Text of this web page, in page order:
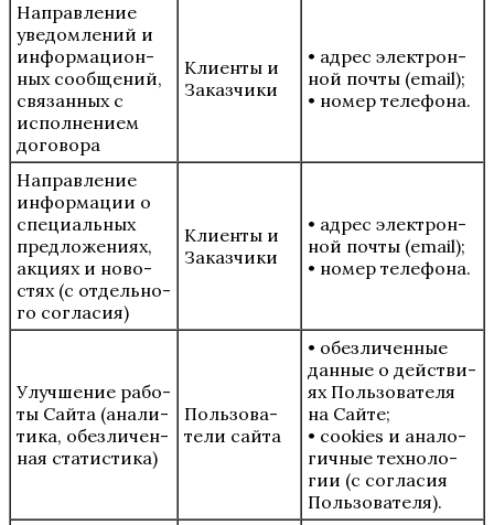
Направ­ле­ние
уве­дом­ле­ний и
инфор­ма­ци­он­
ных сооб­ще­ний,
свя­зан­ных с
испол­не­ни­ем
договора
Кли­ен­ты и
Заказчики
• адрес элек­трон­
ной почты (email);
• номер телефона.
Направ­ле­ние
инфор­ма­ции о
спе­ци­аль­ных
пред­ло­же­ни­ях,
акци­ях и ново­
стях (с отдель­но­
го согласия)
Кли­ен­ты и
Заказчики
• адрес элек­трон­
ной почты (email);
• номер телефона.
Улуч­ше­ние рабо­
ты Сай­та (ана­ли­
ти­ка, обез­ли­чен­
ная статистика)
Поль­зо­ва­
те­ли сайта
• обез­ли­чен­ные
дан­ные о дей­стви­
ях Поль­зо­ва­те­ля
на Сай­те;
• cookies и ана­ло­
гич­ные тех­но­ло­
гии (с согла­сия
Пользователя).